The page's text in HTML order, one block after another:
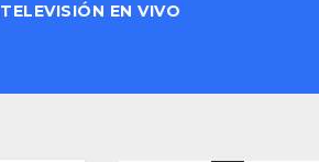
TELEVISIÓN EN VIVO